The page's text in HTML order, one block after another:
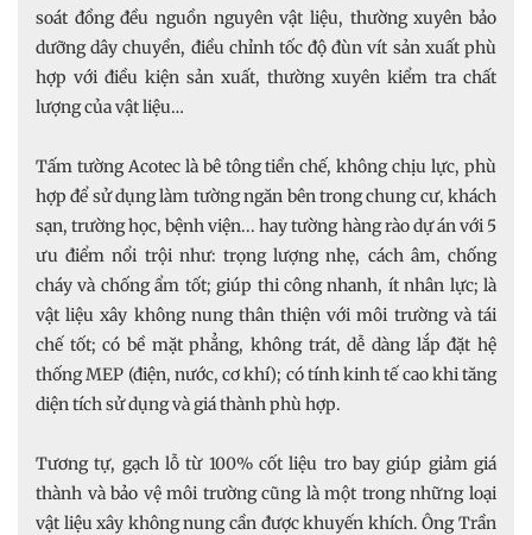
soát đồng đều nguồn nguyên vật liệu, thường xuyên bảo
dưỡng dây chuyền, điều chỉnh tốc độ đùn vít sản xuất phù
hợp với điều kiện sản xuất, thường xuyên kiểm tra chất
lượng của vật liệu…
Tấm tường Acotec là bê tông tiền chế, không chịu lực, phù
hợp để sử dụng làm tường ngăn bên trong chung cư, khách
sạn, trường học, bệnh viện... hay tường hàng rào dự án với 5
ưu điểm nổi trội như: trọng lượng nhẹ, cách âm, chống
cháy và chống ẩm tốt; giúp thi công nhanh, ít nhân lực; là
vật liệu xây không nung thân thiện với môi trường và tái
chế tốt; có bề mặt phẳng, không trát, dễ dàng lắp đặt hệ
thống MEP (điện, nước, cơ khí); có tính kinh tế cao khi tăng
diện tích sử dụng và giá thành phù hợp.
Tương tự, gạch lỗ từ 100% cốt liệu tro bay giúp giảm giá
thành và bảo vệ môi trường cũng là một trong những loại
vật liệu xây không nung cần được khuyến khích. Ông Trần